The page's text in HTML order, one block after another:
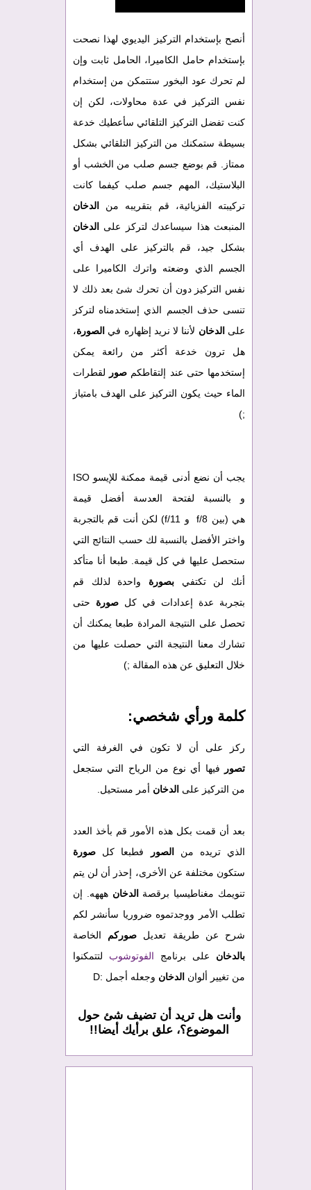
أنصح بإستخدام التركيز اليديوي لهذا نصحت
بإستخدام حامل الكاميرا، الحامل ثابت وإن
لم تحرك عود البخور ستتمكن من إستخدام
نفس التركيز في عدة محاولات، لكن إن
كنت تفضل التركيز التلقائي سأعطيك خدعة
بسيطة ستمكنك من التركيز التلقائي بشكل
ممتاز. قم بوضع جسم صلب من الخشب أو
البلاستيك، المهم جسم صلب كيفما كانت
تركيبته الفزيائية، قم بتقريبه من
الدخان
المنبعث هذا سيساعدك لتركز على
الدخان
بشكل جيد، قم بالتركيز على الهدف أي
الجسم الذي وضعته واترك الكاميرا على
نفس التركيز دون أن تحرك شئ بعد ذلك لا
تنسى حذف الجسم الذي إستخدمناه لتركز
على الدخان لأننا لا نريد إظهاره في الصورة،
هل ترون خدعة أكثر من رائعة يمكن
إستخدمها حتى عند إلتقاطكم صور لقطرات
الماء حيث يكون التركيز على الهدف بامتياز
;)
يجب أن نضع أدنى قيمة ممكنة للإيسو ISO
و بالنسبة لفتحة العدسة أفضل قيمة
هي (بين f/8 و f/11) لكن أنت قم بالتجربة
واختر الأفضل بالنسبة لك حسب النتائج التي
ستحصل عليها في كل قيمة. طبعا أنا متأكد
أنك لن تكتفي بصورة واحدة لذلك قم
بتجربة عدة إعدادات في كل صورة حتى
تحصل على النتيجة المرادة طبعا يمكنك أن
تشارك معنا النتيجة التي حصلت عليها من
خلال التعليق عن هذه المقالة ;)
كلمة ورأي شخصي:
ركز على أن لا تكون في الغرفة التي
تصور فيها أي نوع من الرياح التي ستجعل
من التركيز على الدخان أمر مستحيل.
بعد أن قمت بكل هذه الأمور قم بأخذ العدد
الذي تريده من
الصور فطبعا كل صورة
ستكون مختلفة عن الأخرى، إحذر أن لن يتم
تنويمك مغناطيسيا برقصة
الدخانهههه. إن
تطلب الأمر ووجدتموه ضروريا سأنشر لكم
شرح عن طريقة تعديل صوركم الخاصة
بالدخان على برنامج الفوتوشوب لتتمكنوا
من تغيير ألوان الدخان وجعله أجمل :D
وأنت هل تريد أن تضيف شئ حول
الموضوع؟، علق برأيك أيضا!!